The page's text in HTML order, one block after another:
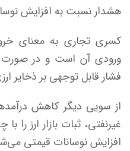
هشدار نسبت به افزایش
کسری تجاری به معنای
ورودی آن است و در صورت
فشار قابل توجهی بر ذخایر
از سویی دیگر کاهش
غیرنفتی، ثبات بازار ارز را
افزایش نوسانات قیمتی